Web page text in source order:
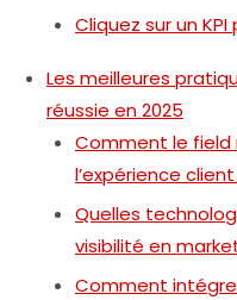
Cliquez sur un
Les meilleures
réussie en 2025
Comment le
l’expérience client
Quelles
visibilité en
Comment